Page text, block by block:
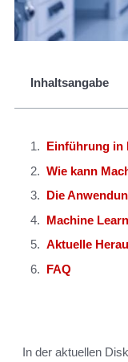
Inhaltsangabe
Einführung in
Wie kann
Die
Machine
Aktuelle
FAQ
In der aktuellen